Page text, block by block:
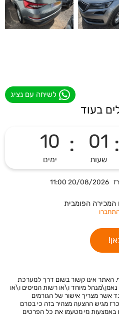
בעוד
לשיחה עם נציג
10
ימים
: 01
שעות
:
המכירה הפומבית
האתר אינו קשור בשום דרך למערכת
מיוחד ו\או רשות המיסים ו\או
אשר מצריך אישור של הגורמים
מגיש ההצעה מצהיר בזה כי בטרם
מי מטעמו את כל הפרטים